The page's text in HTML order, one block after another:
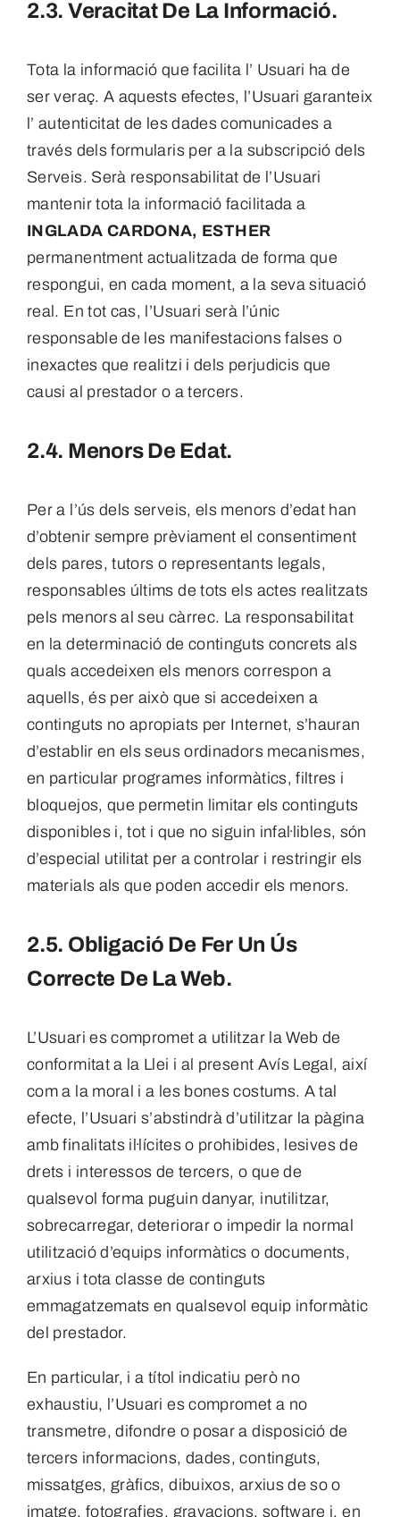
2.3. Veracitat De La Informació.
Tota la informació que facilita l’ Usuari ha de
ser veraç. A aquests efectes, l’Usuari garanteix
l’ autenticitat de les dades comunicades a
través dels formularis per a la subscripció dels
Serveis. Serà responsabilitat de l’Usuari
mantenir tota la informació facilitada a
INGLADA CARDONA, ESTHER
permanentment actualitzada de forma que
respongui, en cada moment, a la seva situació
real. En tot cas, l’Usuari serà l’únic
responsable de les manifestacions falses o
inexactes que realitzi i dels perjudicis que
causi al prestador o a tercers.
2.4. Menors De Edat.
Per a l’ús dels serveis, els menors d’edat han
d’obtenir sempre prèviament el consentiment
dels pares, tutors o representants legals,
responsables últims de tots els actes realitzats
pels menors al seu càrrec. La responsabilitat
en la determinació de continguts concrets als
quals accedeixen els menors correspon a
aquells, és per això que si accedeixen a
continguts no apropiats per Internet, s’hauran
d’establir en els seus ordinadors mecanismes,
en particular programes informàtics, filtres i
bloquejos, que permetin limitar els continguts
disponibles i, tot i que no siguin infal·libles, són
d’especial utilitat per a controlar i restringir els
materials als que poden accedir els menors.
2.5. Obligació De Fer Un Ús
Correcte De La Web.
L’Usuari es compromet a utilitzar la Web de
conformitat a la Llei i al present Avís Legal, així
com a la moral i a les bones costums. A tal
efecte, l’Usuari s’abstindrà d’utilitzar la pàgina
amb finalitats il·lícites o prohibides, lesives de
drets i interessos de tercers, o que de
qualsevol forma puguin danyar, inutilitzar,
sobrecarregar, deteriorar o impedir la normal
utilització d’equips informàtics o documents,
arxius i tota classe de continguts
emmagatzemats en qualsevol equip informàtic
del prestador.
En particular, i a títol indicatiu però no
exhaustiu, l’Usuari es compromet a no
transmetre, difondre o posar a disposició de
tercers informacions, dades, continguts,
missatges, gràfics, dibuixos, arxius de so o
imatge, fotografies, gravacions, software i, en